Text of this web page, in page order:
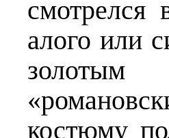
смотрелся
алого или
золотым
костюму